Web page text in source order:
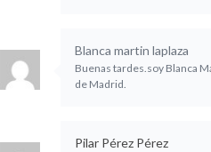
Blanca martin laplaza
Buenas tardes.soy Blanca
de Madrid.
Pilar Pérez Pérez